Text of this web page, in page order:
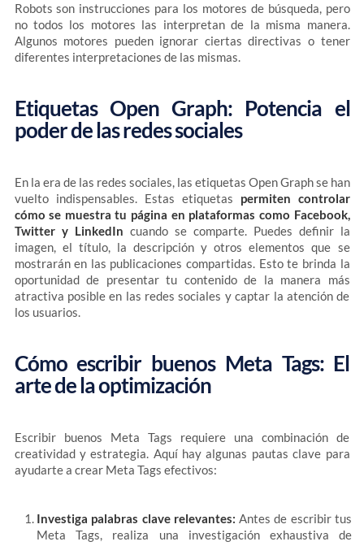
Robots son instrucciones para los motores de búsqueda, pero
no todos los motores las interpretan de la misma manera.
Algunos motores pueden ignorar ciertas directivas o tener
diferentes interpretaciones de las mismas.
Etiquetas Open Graph: Potencia el
poder de las redes sociales
En la era de las redes sociales, las etiquetas Open Graph se han
vuelto indispensables. Estas etiquetas permiten controlar
cómo se muestra tu página en plataformas como Facebook,
Twitter y LinkedIn cuando se comparte. Puedes definir la
imagen, el título, la descripción y otros elementos que se
mostrarán en las publicaciones compartidas. Esto te brinda la
oportunidad de presentar tu contenido de la manera más
atractiva posible en las redes sociales y captar la atención de
los usuarios.
Cómo escribir buenos Meta Tags: El
arte de la optimización
Escribir buenos Meta Tags requiere una combinación de
creatividad y estrategia. Aquí hay algunas pautas clave para
ayudarte a crear Meta Tags efectivos:
Investiga palabras clave relevantes: Antes de escribir tus
Meta Tags, realiza una investigación exhaustiva de